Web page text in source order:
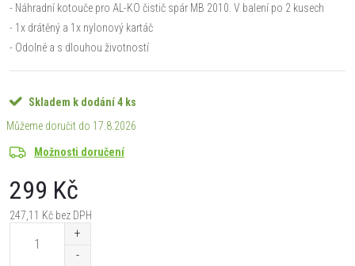
- Náhradní kotouče pro AL-KO čistič spár MB 2010. V balení po 2 kusech
- 1x drátěný a 1x nylonový kartáč
- Odolné a s dlouhou životností
Skladem k dodání4 ks
17.8.2026
Možnosti doručení
299 Kč
247,11 Kč bez DPH